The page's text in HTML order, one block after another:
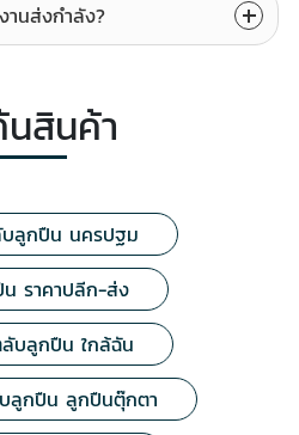
านส่งกำลัง?
สินค้า
ลูกปืน นครปฐม
ราคาปลีก-ส่ง
บลูกปืน ใกล้ฉัน
ลูกปืน ลูกปืนตุ๊กตา